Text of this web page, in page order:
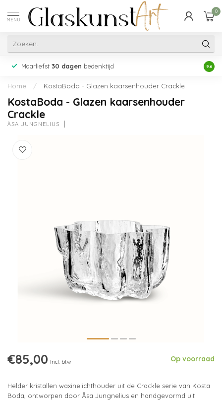
MENU
0
Maarliefst 30 dagen bedenktijd 9.6
Home / KostaBoda - Glazen kaarsenhouder Crackle
KostaBoda - Glazen kaarsenhouder
Crackle
ÅSA JUNGNELIUS
€85,00 Incl. btw Op voorraad
Helder kristallen waxinelichthouder uit de Crackle serie van Kosta
Boda, ontworpen door Åsa Jungnelius en handgevormd uit